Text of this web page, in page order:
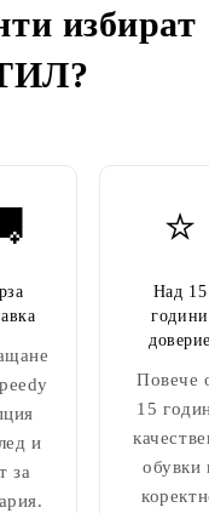
избират
?
и
за
⭐
Над 15
години
Повече
15
обувки